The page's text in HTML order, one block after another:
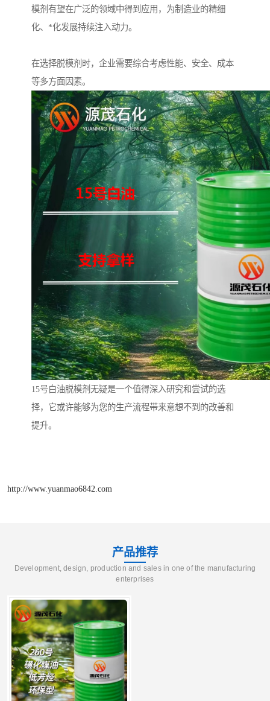
模剂有望在广泛的领域中得到应用，为制造业的精细
化、*化发展持续注入动力。
在选择脱模剂时，企业需要综合考虑性能、安全、成本
等多方面因素。
15号白油脱模剂无疑是一个值得深入研究和尝试的选
择，它或许能够为您的生产流程带来意想不到的改善和
提升。
http://www.yuanmao6842.com
产品推荐
Development, design, production and sales in one of the manufacturing
enterprises